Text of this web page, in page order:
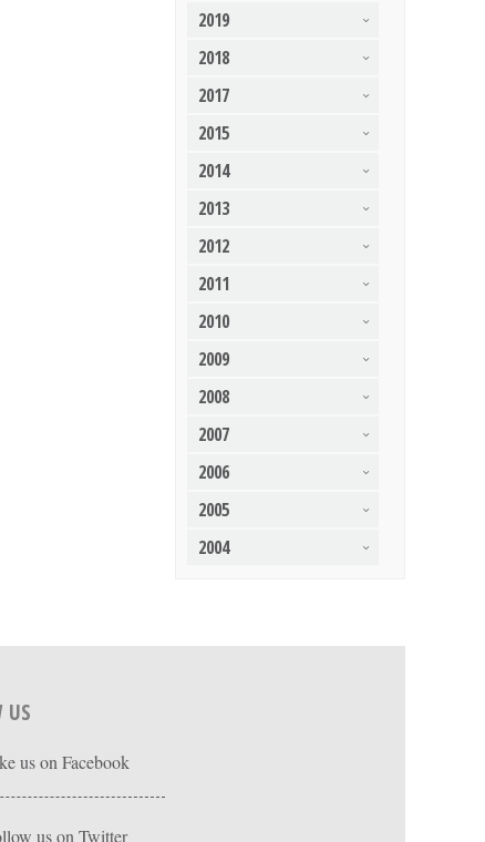
2019
2018
2017
2015
2014
2013
2012
2011
2010
2009
2008
2007
2006
2005
2004
US
us on Facebook
us on Twitter